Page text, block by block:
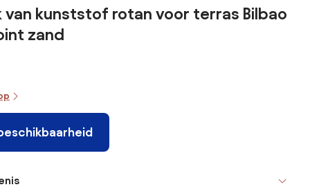
van kunststof rotan voor terras Bilbao
zand